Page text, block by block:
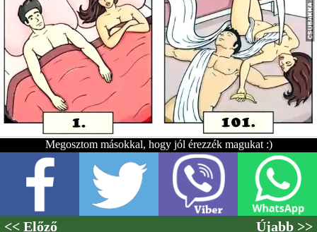
Megosztom másokkal, hogy jól érezzék magukat :)
<< Előző Újabb >>